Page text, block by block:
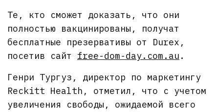
Те, кто сможет доказать, что они
полностью вакцинированы, получат
бесплатные презервативы от Durex,
посетив сайт free-dom-day.com.au .
Генри Тургуз, директор по маркетингу
Reckitt Health, отметил, что с учетом
увеличения свободы, ожидаемой всего